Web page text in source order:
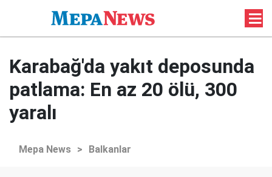
Karabağ'da yakıt deposunda
patlama: En az 20 ölü, 300
yaralı
Mepa News > Balkanlar